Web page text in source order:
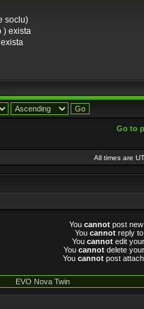
soclu)
) exista
Go to
All times are
You cannot post
You cannot reply
You cannot edit
You cannot delete
You cannot post